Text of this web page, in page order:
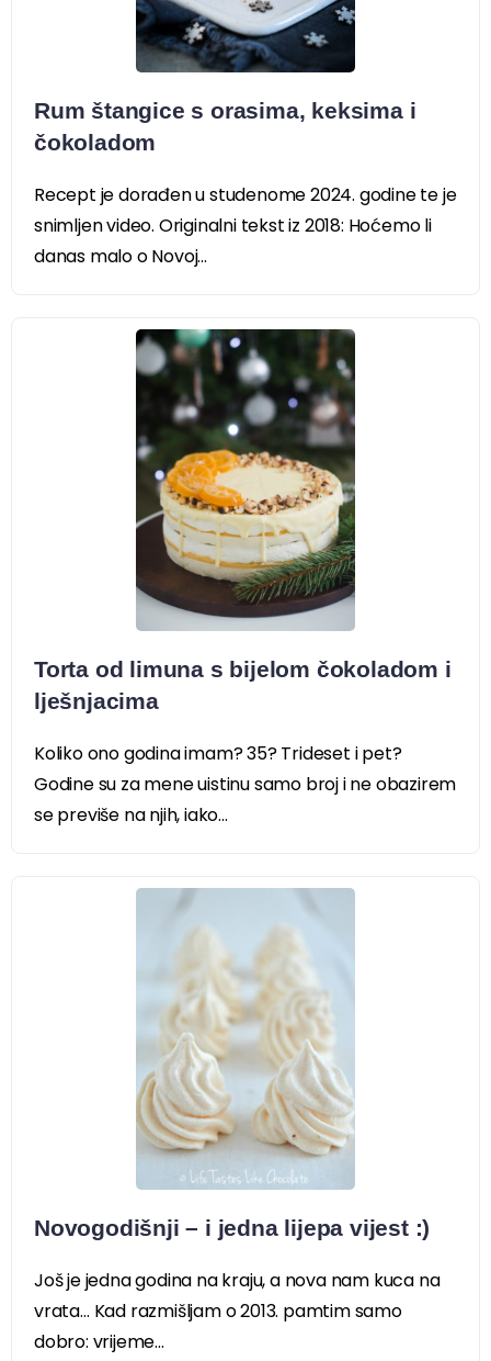
Rum štangice s orasima, keksima i
čokoladom
Recept je dorađen u studenome 2024. godine te je
snimljen video. Originalni tekst iz 2018: Hoćemo li
danas malo o Novoj...
Torta od limuna s bijelom čokoladom i
lješnjacima
Koliko ono godina imam? 35? Trideset i pet?
Godine su za mene uistinu samo broj i ne obazirem
se previše na njih, iako...
Novogodišnji – i jedna lijepa vijest :)
Još je jedna godina na kraju, a nova nam kuca na
vrata… Kad razmišljam o 2013. pamtim samo
dobro: vrijeme...